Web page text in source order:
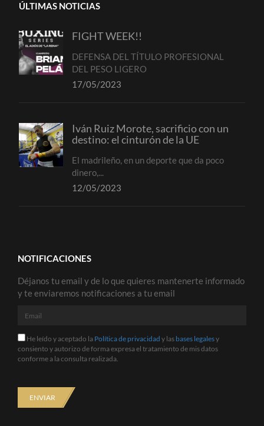
ÚLTIMAS NOTICIAS
FIGHT WEEK!!
DEFENSA DEL TÍTULO PROFESIONAL
DEL PESO LIGERO
17/05/2023
Iván Ruiz Morote, sacrificio con un
destino: el cinturón de la UE
El madrileño, en un deporte que da poco
dinero,...
12/05/2023
NOTIFICACIONES
Déjanos tu email y de lo que quieres mantenerte informado
y te enviaremos notificaciones a tu email
Email
He
leído
y
Política
de
privacidad
He leído y aceptado la Política de privacidad y las bases legalesy
consiento y autorizo de forma expresa el tratamiento de mis datos
conforme a la consulta realizada.
ENVIAR